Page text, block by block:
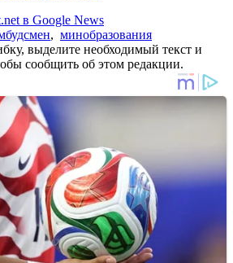
в Google News
, минобразования
выделите необходимый текст и
сообщить об этом редакции.